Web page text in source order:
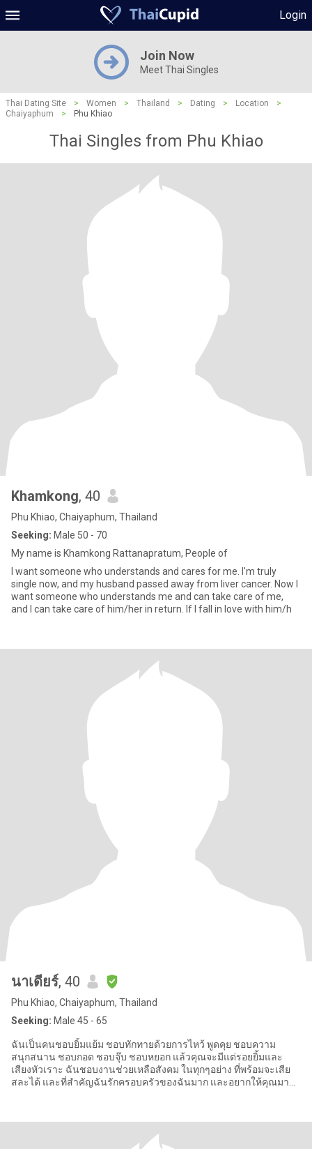
Login
Join Now
Meet Thai Singles
Thai Dating Site > Women > Thailand > Dating > Location
>
Chaiyaphum
> Phu Khiao
Thai Singles from Phu Khiao
Khamkong, 40
Phu Khiao, Chaiyaphum, Thailand
Seeking: Male 50 - 70
My name is Khamkong Rattanapratum, People of
I want someone who understands and cares for me. I'm truly
single now, and my husband passed away from liver cancer. Now I
want someone who understands me and can take care of me,
and I can take care of him/her in return. If I fall in love with him/h
นาเดียร์, 40
Phu Khiao, Chaiyaphum, Thailand
Seeking: Male 45 - 65
ฉันเป็นคนชอบยิ้มแย้ม ชอบทักทายด้วยการไหว้ พูดคุย ชอบความ
สนุกสนาน ชอบกอด ชอบจุ๊บ ชอบหยอก แล้วคุณจะมีแต่รอยยิ้มและ
เสียงหัวเราะ ฉันชอบงานช่วยเหลือสังคม ในทุกๆอย่าง ที่พร้อมจะเสีย
สละได้ และที่สำคัญฉันรักครอบครัวของฉันมาก และอยากให้คุณมา